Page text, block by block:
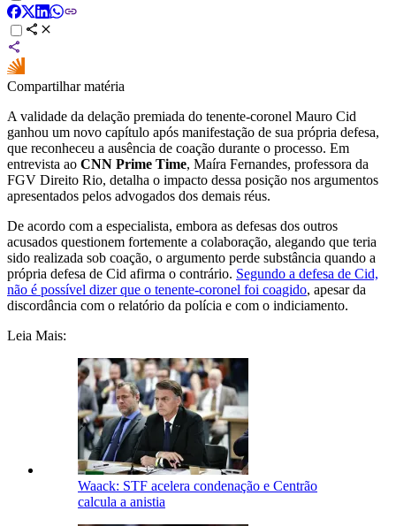
Compartilhar matéria
A validade da delação premiada do tenente-coronel Mauro Cid
ganhou um novo capítulo após manifestação de sua própria defesa,
que reconheceu a ausência de coação durante o processo. Em
entrevista ao CNN Prime Time, Maíra Fernandes, professora da
FGV Direito Rio, detalha o impacto dessa posição nos argumentos
apresentados pelos advogados dos demais réus.
De acordo com a especialista, embora as defesas dos outros
acusados questionem fortemente a colaboração, alegando que teria
sido realizada sob coação, o argumento perde substância quando a
própria defesa de Cid afirma o contrário. Segundo a defesa de Cid,
não é possível dizer que o tenente-coronel foi coagido, apesar da
discordância com o relatório da polícia e com o indiciamento.
Leia Mais:
Waack: STF acelera condenação e Centrão
calcula a anistia